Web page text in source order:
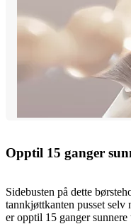
Opptil 15 ganger
Sidebusten på dette
tannkjøttkanten pusset selv
er opptil 15 ganger